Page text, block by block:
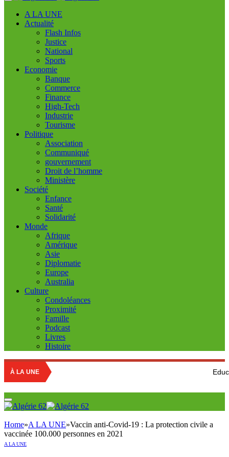
A LA UNE
Actualité
Flash Infos
Justice
National
Sports
Economie
Banque
Commerce
Finance
High-Tech
Industrie
Tourisme
Politique
Association
Communiqué
gouvernement
Droit de l’homme
Ministère
Société
Enfance
Santé
Solidarité
Monde
Afrique
Amérique
Asie
Diplomatie
Europe
Australia
Culture
Condoléances
Proximité
Famille
Podcast
Livres
Histoire
À LA UNE Education
Home»A LA UNE»Vaccin anti-Covid-19 : La protection civile a
vaccinée 100.000 personnes en 2021
A LA UNE